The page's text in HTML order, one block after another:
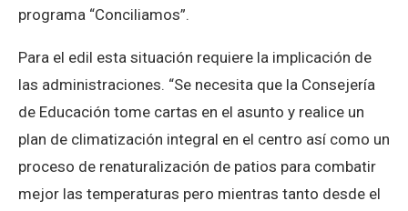
programa “Conciliamos”.
Para el edil esta situación requiere la implicación de
las administraciones. “Se necesita que la Consejería
de Educación tome cartas en el asunto y realice un
plan de climatización integral en el centro así como un
proceso de renaturalización de patios para combatir
mejor las temperaturas pero mientras tanto desde el